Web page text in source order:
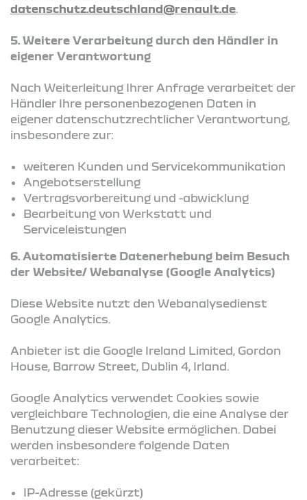
datenschutz.deutschland@renault.de
5. Weitere Verarbeitung durch den Händler in
eigener Verantwortung
Nach Weiterleitung Ihrer Anfrage verarbeitet der
Händler Ihre personenbezogenen Daten in
eigener datenschutzrechtlicher Verantwortung,
insbesondere zur:
weiteren Kunden und Servicekommunikation
Angebotserstellung
Vertragsvorbereitung und -abwicklung
Bearbeitung von Werkstatt und
Serviceleistungen
6. Automatisierte Datenerhebung beim Besuch
der Website/ Webanalyse (Google Analytics)
Diese Website nutzt den Webanalysedienst
Google Analytics.
Anbieter ist die Google Ireland Limited, Gordon
House, Barrow Street, Dublin 4, Irland.
Google Analytics verwendet Cookies sowie
vergleichbare Technologien, die eine Analyse der
Benutzung dieser Website ermöglichen. Dabei
werden insbesondere folgende Daten
verarbeitet:
IP-Adresse (gekürzt)